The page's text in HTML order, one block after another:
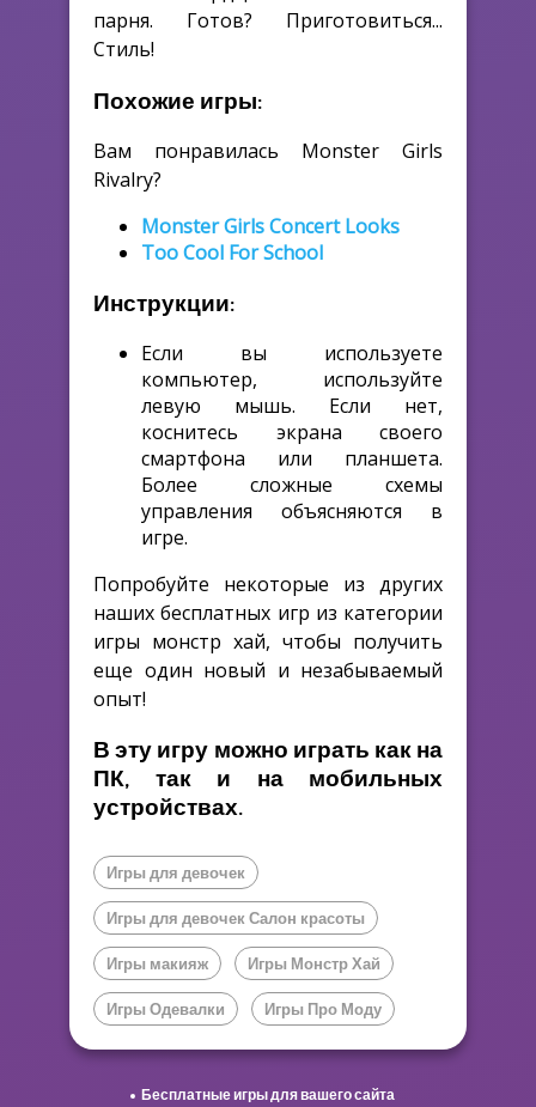
парня. Готов? Приготовиться...
Стиль!
Похожие игры:
Вам понравилась Monster Girls
Rivalry?
Monster Girls Concert Looks
Too Cool For School
Инструкции:
Если вы используете
компьютер, используйте
левую мышь. Если нет,
коснитесь экрана своего
смартфона или планшета.
Более сложные схемы
управления объясняются в
игре.
Попробуйте некоторые из других
наших бесплатных игр из категории
игры монстр хай, чтобы получить
еще один новый и незабываемый
опыт!
В эту игру можно играть как на
ПК, так и на мобильных
устройствах.
Игры для девочек
Игры для девочек Салон красоты
Игры макияж Игры Монстр Хай
Игры Одевалки Игры Про Моду
Бесплатные игры для вашего сайта